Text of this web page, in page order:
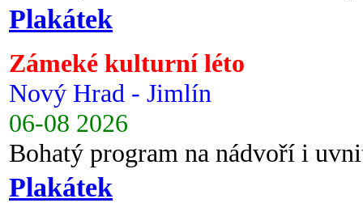
Plakátek
Zámeké kulturní léto
Nový Hrad - Jimlín
06-08 2026
Bohatý program na nádvoří i
Plakátek